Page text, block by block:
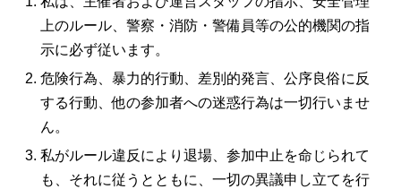
上のルール、警察・消防・警備員等の公的機関の指
示に必ず従います。
危険行為、暴力的行動、差別的発言、公序良俗に反
する行動、他の参加者への迷惑行為は一切行いませ
ん。
私がルール違反により退場、参加中止を命じられて
も、それに従うとともに、一切の異議申し立てを行